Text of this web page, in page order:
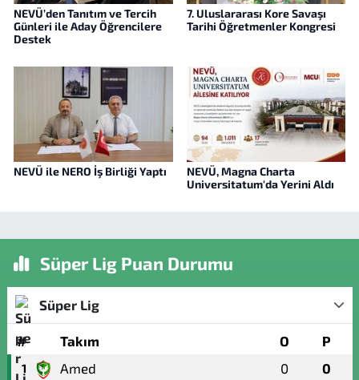
NEVÜ’den Tanıtım ve Tercih
Günleri ile Aday Öğrencilere
Destek
7. Uluslararası Kore Savaşı
Tarihi Öğretmenler Kongresi
NEVÜ ile NERO İş Birliği Yaptı
NEVÜ, Magna Charta
Universitatum'da Yerini Aldı
Süper Lig Puan Durumu
Süper Lig
# Takım O P
1 Amed 0 0